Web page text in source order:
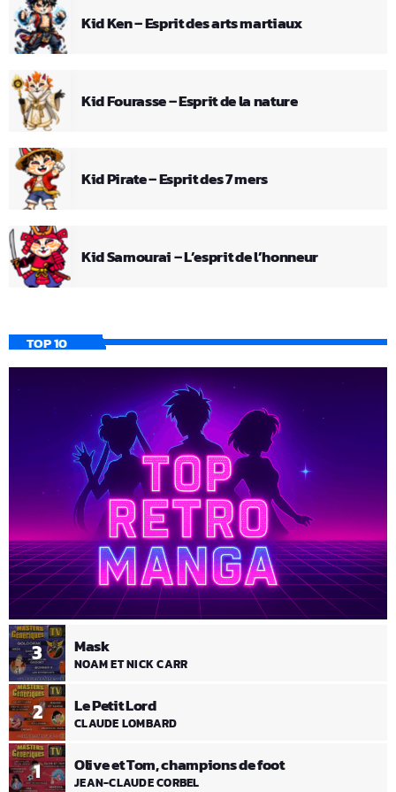
Kid Ken – Esprit des arts martiaux
Kid Fourasse – Esprit de la nature
Kid Pirate – Esprit des 7 mers
Kid Samourai – L’esprit de l’honneur
TOP 10
1 Olive et Tom, champions de foot
JEAN-CLAUDE CORBEL
2 Le Petit Lord
CLAUDE LOMBARD
3 Mask
NOAM ET NICK CARR